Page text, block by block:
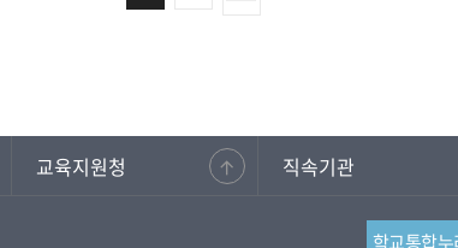
교육지원청 직속기관
학교통합